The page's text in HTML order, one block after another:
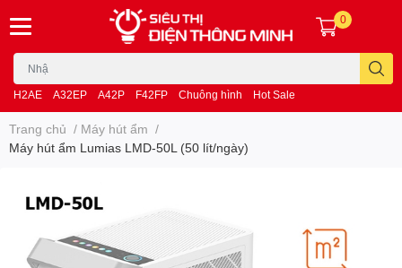
H2AE A32EP A42P F42FP Chuông hình Hot Sale
0
Trang chủ / Máy hút ẩm /
Máy hút ẩm Lumias LMD-50L (50 lít/ngày)